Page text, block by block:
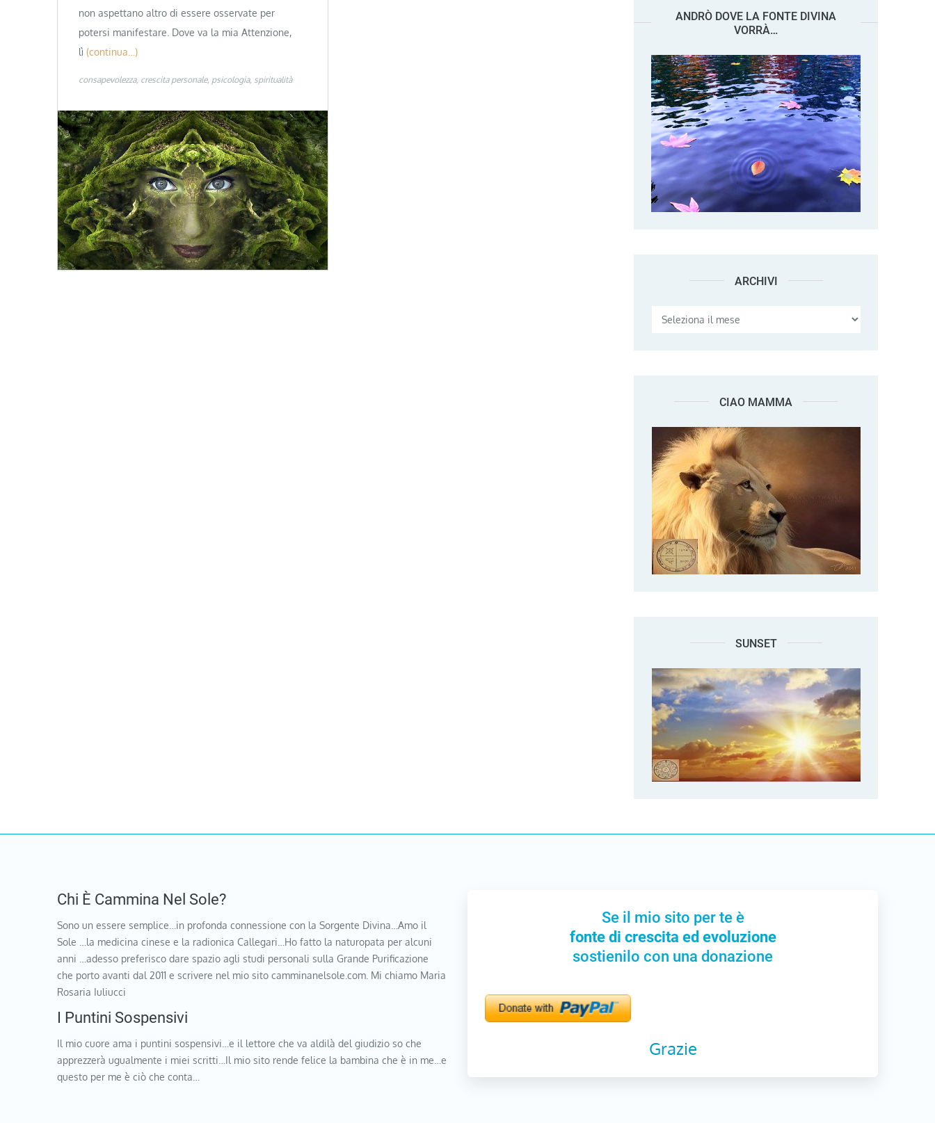
non aspettano altro di essere osservate per
potersi manifestare. Dove va la mia Attenzione,
lì (continua…)
consapevolezza crescita personale psicologia spiritualità
ANDRÒ DOVE LA FONTE DIVINA
VORRÀ…
ARCHIVI Archivi
CIAO MAMMA
SUNSET
Chi È Cammina Nel Sole?
Sono un essere semplice…in profonda connessione con la Sorgente Divina…Amo il
Sole …la medicina cinese e la radionica Callegari…Ho fatto la naturopata per alcuni
anni …adesso preferisco dare spazio agli studi personali sulla Grande Purificazione
che porto avanti dal 2011 e scrivere nel mio sito camminanelsole.com. Mi chiamo Maria
Rosaria Iuliucci
I Puntini Sospensivi
Il mio cuore ama i puntini sospensivi…e il lettore che va aldilà del giudizio so che
apprezzerà ugualmente i miei scritti…Il mio sito rende felice la bambina che è in me…e
questo per me è ciò che conta…
Se il mio sito per te è
fonte di crescita ed evoluzione
sostienilo con una donazione
Grazie